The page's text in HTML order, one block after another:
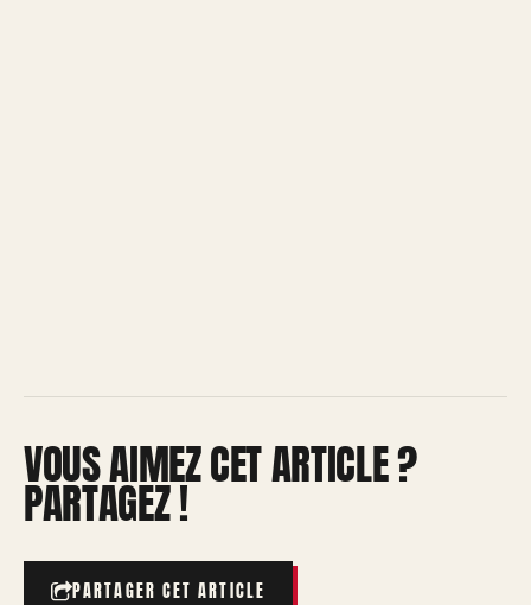
VOUS AIMEZ CET ARTICLE ?
PARTAGEZ !
PARTAGER CET ARTICLE